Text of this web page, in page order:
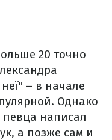
20 точно
– в начале
Однако
певца написал
а позже сам и